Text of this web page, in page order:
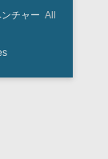
チャー All